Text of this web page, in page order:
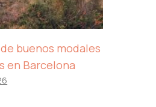
buenos modales
en Barcelona